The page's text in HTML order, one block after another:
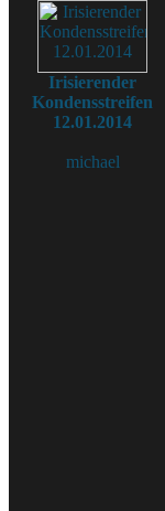
Irisierender
Kondensstreifen
12.01.2014
michael